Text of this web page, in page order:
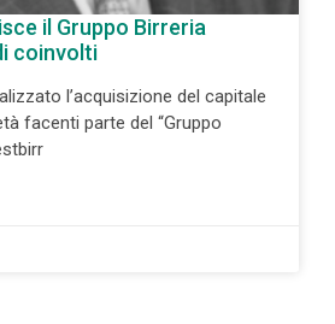
il Gruppo Birreria
coinvolti
l’acquisizione del capitale
facenti parte del “Gruppo